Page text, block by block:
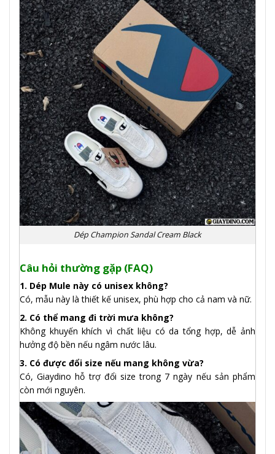
Dép Champion Sandal Cream Black
Câu hỏi thường gặp (FAQ)
1. Dép Mule này có unisex không?
Có, mẫu này là thiết kế unisex, phù hợp cho cả nam và nữ.
2. Có thể mang đi trời mưa không?
Không khuyến khích vì chất liệu có da tổng hợp, dễ ảnh
hưởng độ bền nếu ngâm nước lâu.
3. Có được đổi size nếu mang không vừa?
Có, Giaydino hỗ trợ đổi size trong 7 ngày nếu sản phẩm
còn mới nguyên.